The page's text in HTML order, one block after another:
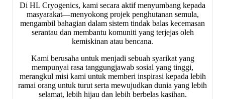
Di HL Cryogenics, kami secara aktif menyumbang kepada
masyarakat—menyokong projek penghutanan semula,
mengambil bahagian dalam sistem tindak balas kecemasan
serantau dan membantu komuniti yang terjejas oleh
kemiskinan atau bencana.
Kami berusaha untuk menjadi sebuah syarikat yang
mempunyai rasa tanggungjawab sosial yang tinggi,
merangkul misi kami untuk memberi inspirasi kepada lebih
ramai orang untuk turut serta mewujudkan dunia yang lebih
selamat, lebih hijau dan lebih berbelas kasihan.